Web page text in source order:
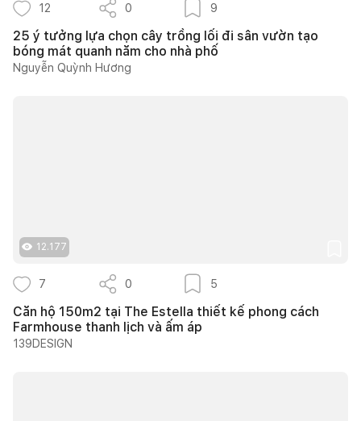
12 0 9
25 ý tưởng lựa chọn cây trồng lối đi sân vườn tạo
bóng mát quanh năm cho nhà phố
Nguyễn Quỳnh Hương
12.177
7 0 5
Căn hộ 150m2 tại The Estella thiết kế phong cách
Farmhouse thanh lịch và ấm áp
139DESIGN